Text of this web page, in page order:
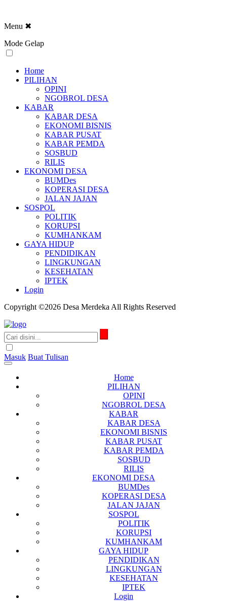
Menu ✖
Mode Gelap
Home
PILIHAN
OPINI
NGOBROL DESA
KABAR
KABAR DESA
EKONOMI BISNIS
KABAR PUSAT
KABAR PEMDA
SOSBUD
RILIS
EKONOMI DESA
BUMDes
KOPERASI DESA
JALAN JAJAN
SOSPOL
POLITIK
KORUPSI
KUMHANKAM
GAYA HIDUP
PENDIDIKAN
LINGKUNGAN
KESEHATAN
IPTEK
Login
Copyright ©2026 Desa Merdeka All Rights Reserved
Masuk Buat Tulisan
Home
PILIHAN
OPINI
NGOBROL DESA
KABAR
KABAR DESA
EKONOMI BISNIS
KABAR PUSAT
KABAR PEMDA
SOSBUD
RILIS
EKONOMI DESA
BUMDes
KOPERASI DESA
JALAN JAJAN
SOSPOL
POLITIK
KORUPSI
KUMHANKAM
GAYA HIDUP
PENDIDIKAN
LINGKUNGAN
KESEHATAN
IPTEK
Login